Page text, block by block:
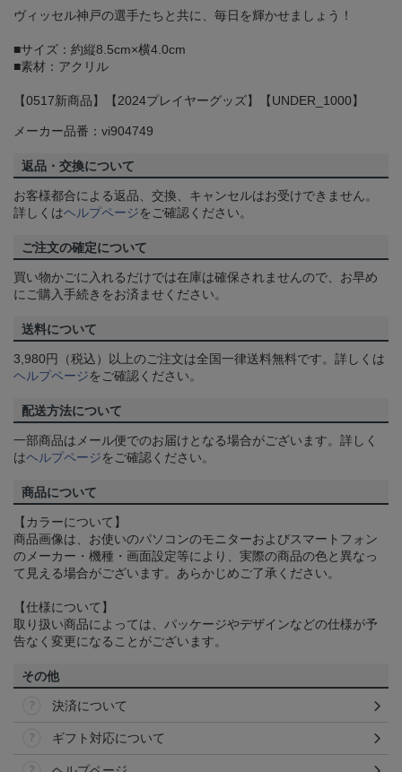
ヴィッセル神戸の選手たちと共に、毎日を輝かせましょう！
■サイズ：約縦8.5cm×横4.0cm
■素材：アクリル
【0517新商品】【2024プレイヤーグッズ】【UNDER_1000】
メーカー品番：vi904749
返品・交換について
お客様都合による返品、交換、キャンセルはお受けできません。
詳しくはヘルプページをご確認ください。
ご注文の確定について
買い物かごに入れるだけでは在庫は確保されませんので、お早め
にご購入手続きをお済ませください。
送料について
3,980円（税込）以上のご注文は全国一律送料無料です。詳しくは
ヘルプページをご確認ください。
配送方法について
一部商品はメール便でのお届けとなる場合がございます。詳しく
はヘルプページをご確認ください。
商品について
【カラーについて】
商品画像は、お使いのパソコンのモニターおよびスマートフォン
のメーカー・機種・画面設定等により、実際の商品の色と異なっ
て見える場合がございます。あらかじめご了承ください。
【仕様について】
取り扱い商品によっては、パッケージやデザインなどの仕様が予
告なく変更になることがございます。
その他
決済について
ギフト対応について